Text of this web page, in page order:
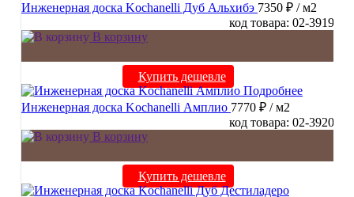
Инженерная доска Kochanelli Дуб Альхибэ 7350 ₽ / м2
код товара: 02-3919
В корзину
Купить дешевле
Подробнее
Инженерная доска Kochanelli Амплио 7770 ₽ / м2
код товара: 02-3920
В корзину
Купить дешевле